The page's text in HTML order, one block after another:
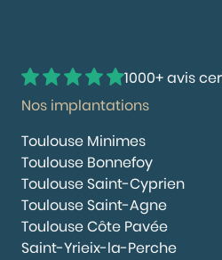
1000+ avis
Nos implantations
Toulouse Minimes
Toulouse Bonnefoy
Toulouse Saint-Cyprien
Toulouse Saint-Agne
Toulouse Côte Pavée
Saint-Yrieix-la-Perche